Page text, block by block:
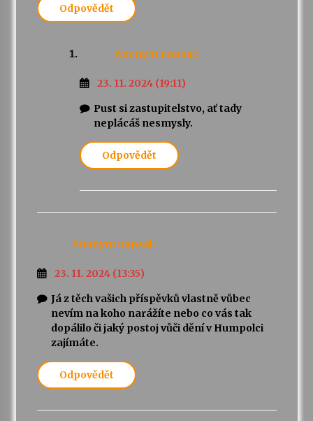
Odpovědět
Anonym napsal:
23. 11. 2024 (19:11)
Pust si zastupitelstvo, ať tady
neplácáš nesmysly.
Odpovědět
Anonym napsal:
23. 11. 2024 (13:35)
Já z těch vašich příspěvků vlastně vůbec
nevím na koho narážíte nebo co vás tak
dopálilo či jaký postoj vůči dění v Humpolci
zajímáte.
Odpovědět